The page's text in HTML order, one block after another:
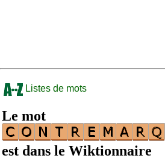
Listes de mots
Le mot
est dans le Wiktionnaire